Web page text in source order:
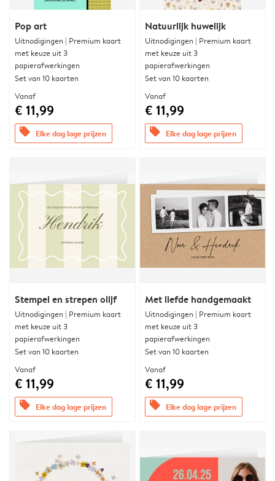
Pop art
Uitnodigingen | Premium kaart
met keuze uit 3
papierafwerkingen
Set van 10 kaarten
Vanaf
€ 11,99
offers Elke dag lage prijzen
Natuurlijk huwelijk
Uitnodigingen | Premium kaart
met keuze uit 3
papierafwerkingen
Set van 10 kaarten
Vanaf
€ 11,99
offers Elke dag lage prijzen
Stempel en strepen olijf
Uitnodigingen | Premium kaart
met keuze uit 3
papierafwerkingen
Set van 10 kaarten
Vanaf
€ 11,99
offers Elke dag lage prijzen
Met liefde handgemaakt
Uitnodigingen | Premium kaart
met keuze uit 3
papierafwerkingen
Set van 10 kaarten
Vanaf
€ 11,99
offers Elke dag lage prijzen